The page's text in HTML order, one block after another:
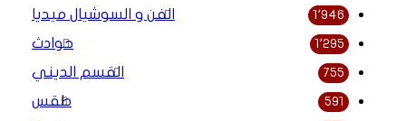
الفن و السوشيال ميديا 1٬946
حوادث 1٬295
القسم الديني 755
طقس 591